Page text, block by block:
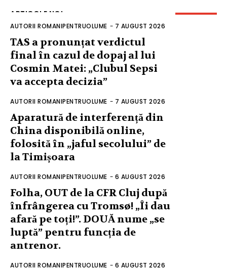
ARTICOLE NOI
AUTORII ROMANIPENTRUOLUME - 7 AUGUST 2026
TAS a pronunțat verdictul
final în cazul de dopaj al lui
Cosmin Matei: „Clubul Sepsi
va accepta decizia”
AUTORII ROMANIPENTRUOLUME - 7 AUGUST 2026
Aparatură de interferență din
China disponibilă online,
folosită în „jaful secolului” de
la Timișoara
AUTORII ROMANIPENTRUOLUME - 6 AUGUST 2026
Folha, OUT de la CFR Cluj după
înfrângerea cu Tromsø! „Îi dau
afară pe toți!”. DOUĂ nume „se
luptă” pentru funcția de
antrenor.
AUTORII ROMANIPENTRUOLUME - 6 AUGUST 2026